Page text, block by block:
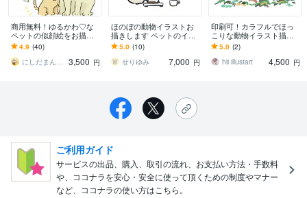
商用無料！ゆるかわ♡な
ペットの似顔絵をお描き
します ビジネス・アイコ
ン・動画・グッズなど
様々な用途で制作可能で
4.9 (40)
にしだまんまる
3,500 円
ほのぼの動物イラストお
描きします ペットのイラ
スト化も可！SNSアイコ
ンやグッズ用のイラスト
に
5.0 (10)
せりゆみ
7,000 円
印刷可！カラフルでほっ
こりな動物イラスト描き
ます 予算交渉も可♡思わ
ず笑顔なるイラストで挿
絵やインテリアにも♪
5.0 (2)
hii illustart
4,500 円
ご利用ガイド
サービスの出品、購入、取引の流れ、お支払い方法・手数料
や、ココナラを安心・安全に使って頂くための制度やマナー
など、ココナラの使い方はこちら。